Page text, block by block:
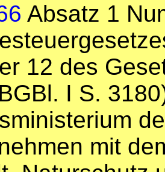
Absatz 1
12 des
I S.
mit